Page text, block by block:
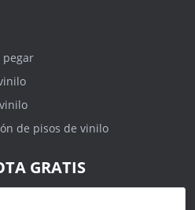
pegar
de pisos de vinilo
GRATIS